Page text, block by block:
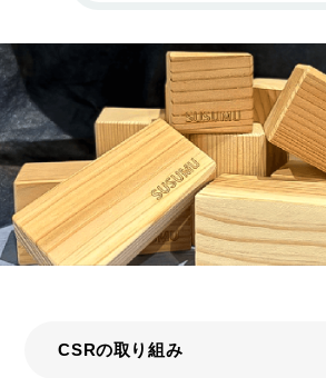
Susumuの強み
拠点一覧
ホワイト企業認定
決算公告
CSRの取り組み